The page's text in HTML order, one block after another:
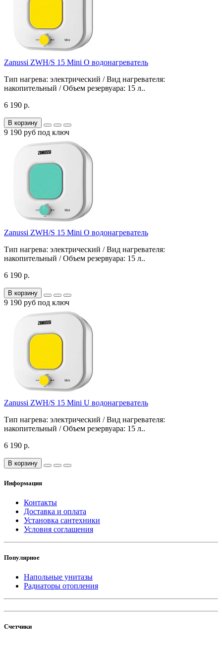
Zanussi ZWH/S 15 Mini O водонагреватель
Тип нагрева: электрический / Вид нагревателя:
накопительный / Объем резервуара: 15 л..
6 190 р.
В корзину
9 190 руб под ключ
Zanussi ZWH/S 15 Mini O водонагреватель
Тип нагрева: электрический / Вид нагревателя:
накопительный / Объем резервуара: 15 л..
6 190 р.
В корзину
9 190 руб под ключ
Zanussi ZWH/S 15 Mini U водонагреватель
Тип нагрева: электрический / Вид нагревателя:
накопительный / Объем резервуара: 15 л..
6 190 р.
В корзину
Информация
Контакты
Доставка и оплата
Установка сантехники
Условия соглашения
Популярное
Напольные унитазы
Радиаторы отопления
Счетчики